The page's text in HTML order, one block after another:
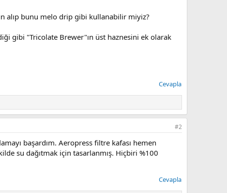
alıp bunu melo drip gibi kullanabilir miyiz?
gibi "Tricolate Brewer"ın üst haznesini ek olarak
Cevapla
#2
başardım. Aeropress filtre kafası hemen
su dağıtmak için tasarlanmış. Hiçbiri %100
Cevapla